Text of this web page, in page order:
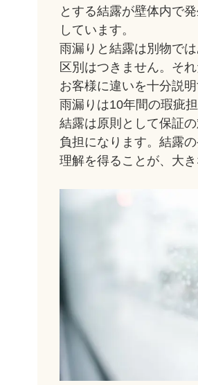
とする結露が壁体内で
しています。
雨漏りと結露は別物で
区別はつきません。そ
お客様に違いを十分説
雨漏りは10年間の瑕疵
結露は原則として保証
負担になります。結露
理解を得ることが、大